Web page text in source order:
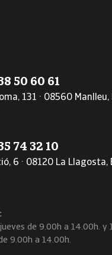
50 60 61
131 · 08560
74 32 10
6 · 08120 La Llagosta,
de 9.00h a 14.00h. y
9.00h a 14.00h.